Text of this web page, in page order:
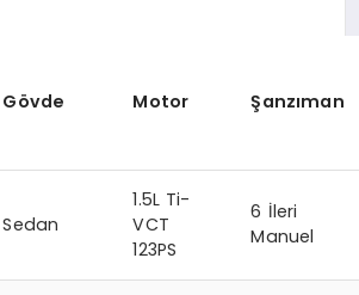
Gövde Motor Şanzıman
Sedan
1.5L Ti-
VCT
123PS
6 İleri
Manuel